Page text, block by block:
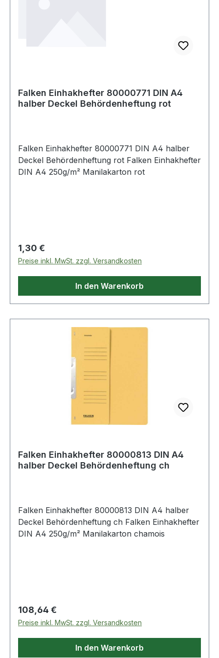
Falken Einhakhefter 80000771 DIN A4
halber Deckel Behördenheftung rot
Falken Einhakhefter 80000771 DIN A4 halber
Deckel Behördenheftung rot Falken Einhakhefter
DIN A4 250g/m² Manilakarton rot
Regulärer Preis:
1,30 €
Preise inkl. MwSt. zzgl. Versandkosten
In den Warenkorb
Falken Einhakhefter 80000813 DIN A4
halber Deckel Behördenheftung ch
Falken Einhakhefter 80000813 DIN A4 halber
Deckel Behördenheftung ch Falken Einhakhefter
DIN A4 250g/m² Manilakarton chamois
Regulärer Preis:
108,64 €
Preise inkl. MwSt. zzgl. Versandkosten
In den Warenkorb